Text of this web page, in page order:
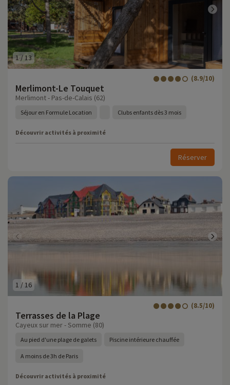
1/13
Merlimont-Le Touquet
(8.9/10)
Merlimont - Pas-de-Calais (62)
Séjour en Formule Location Clubs enfants dès 3 mois
Découvrir activités à proximité
Réserver
1 /16
Terrasses de la Plage
(8.5/10)
Cayeux sur mer - Somme (80)
Au pied d'une plage de galets Piscine intérieure chauffée
A moins de 3h de Paris
Découvrir activités à proximité